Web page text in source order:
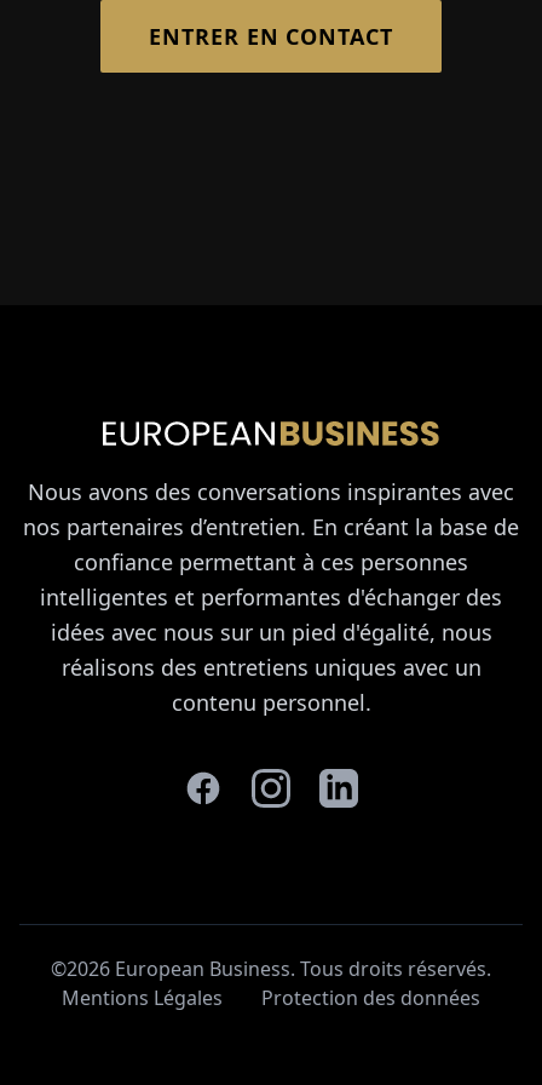
ENTRER EN CONTACT
Nous avons des conversations inspirantes avec
nos partenaires d’entretien. En créant la base de
confiance permettant à ces personnes
intelligentes et performantes d'échanger des
idées avec nous sur un pied d'égalité, nous
réalisons des entretiens uniques avec un
contenu personnel.
©2026 European Business. Tous droits réservés.
Mentions Légales
Protection des données